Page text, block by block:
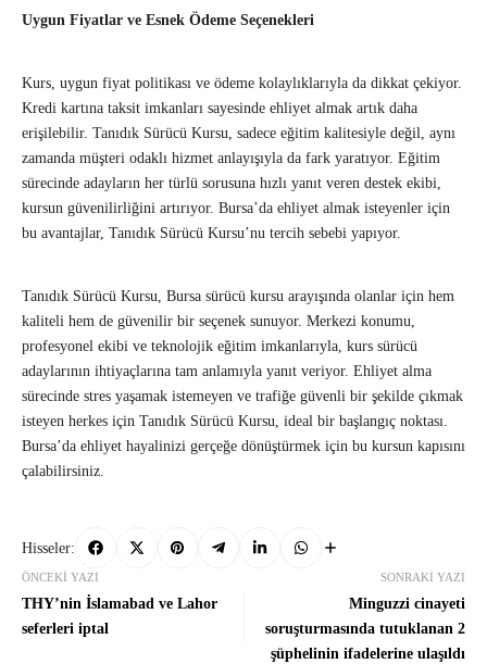
Uygun Fiyatlar ve Esnek Ödeme Seçenekleri
Kurs, uygun fiyat politikası ve ödeme kolaylıklarıyla da dikkat çekiyor.
Kredi kartına taksit imkanları sayesinde ehliyet almak artık daha
erişilebilir. Tanıdık Sürücü Kursu, sadece eğitim kalitesiyle değil, aynı
zamanda müşteri odaklı hizmet anlayışıyla da fark yaratıyor. Eğitim
sürecinde adayların her türlü sorusuna hızlı yanıt veren destek ekibi,
kursun güvenilirliğini artırıyor. Bursa’da ehliyet almak isteyenler için
bu avantajlar, Tanıdık Sürücü Kursu’nu tercih sebebi yapıyor.
Tanıdık Sürücü Kursu, Bursa sürücü kursu arayışında olanlar için hem
kaliteli hem de güvenilir bir seçenek sunuyor. Merkezi konumu,
profesyonel ekibi ve teknolojik eğitim imkanlarıyla, kurs sürücü
adaylarının ihtiyaçlarına tam anlamıyla yanıt veriyor. Ehliyet alma
sürecinde stres yaşamak istemeyen ve trafiğe güvenli bir şekilde çıkmak
isteyen herkes için Tanıdık Sürücü Kursu, ideal bir başlangıç noktası.
Bursa’da ehliyet hayalinizi gerçeğe dönüştürmek için bu kursun kapısını
çalabilirsiniz.
Hisseler:
ÖNCEKI YAZI
THY’nin İslamabad ve Lahor
seferleri iptal
SONRAKI YAZI
Minguzzi cinayeti
soruşturmasında tutuklanan 2
şüphelinin ifadelerine ulaşıldı